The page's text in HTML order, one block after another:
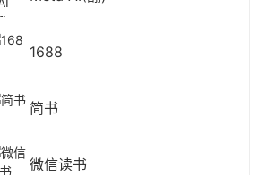
1688
简书
微信读书